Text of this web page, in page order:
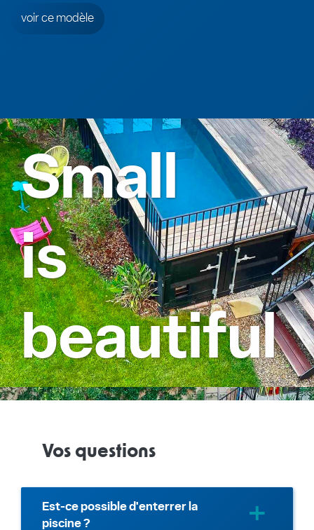
voir ce modèle
Small
is
beautiful
Vos questions
Est-ce possible d'enterrer la
piscine ?